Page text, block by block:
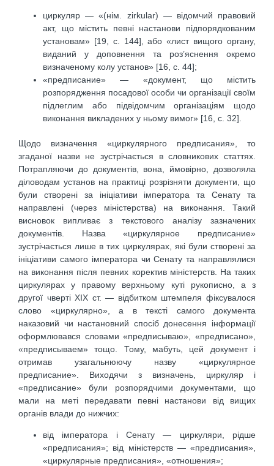
циркуляр — «(нім. zirkular) — відомчий правовий
акт, що містить певні настанови підпорядкованим
установам» [19, с. 144], або «лист вищого органу,
виданий у доповнення та роз’яснення окремо
визначеному колу установ» [16, с. 44];
«предписание» — «документ, що містить
розпорядження посадової особи чи організації своїм
підлеглим або підвідомчим організаціям щодо
виконання викладених у ньому вимог» [16, с. 32].
Щодо визначення «циркулярного предписания», то
згаданої назви не зустрічається в словникових статтях.
Потрапляючи до документів, вона, ймовірно, дозволяла
діловодам установ на практиці розрізняти документи, що
були створені за ініціативи імператора та Сенату та
направлені (через міністерства) на виконання. Такий
висновок випливає з текстового аналізу зазначених
документів. Назва «циркулярное предписание»
зустрічається лише в тих циркулярах, які були створені за
ініціативи самого імператора чи Сенату та направлялися
на виконання після певних коректив міністерств. На таких
циркулярах у правому верхньому куті рукописно, а з
другої чверті ХІХ ст. — відбитком штемпеля фіксувалося
слово «циркулярно», а в тексті самого документа
наказовий чи настановний спосіб донесення інформації
оформлювався словами «предписываю», «предписано»,
«предписываем» тощо. Тому, мабуть, цей документ і
отримав узагальнюючу назву «циркулярное
предписание». Виходячи з визначень, циркуляр і
«предписание» були розпорядчими документами, що
мали на меті передавати певні настанови від вищих
органів влади до нижчих:
від імператора і Сенату — циркуляри, рідше
«предписания»; від міністерств — «предписания»,
«циркулярные предписания», «отношения»;